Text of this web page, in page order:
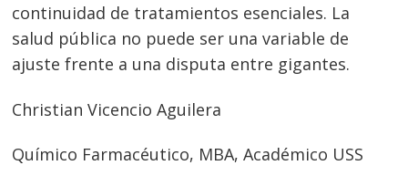
continuidad de tratamientos esenciales. La
salud pública no puede ser una variable de
ajuste frente a una disputa entre gigantes.
Christian Vicencio Aguilera
Químico Farmacéutico, MBA, Académico USS